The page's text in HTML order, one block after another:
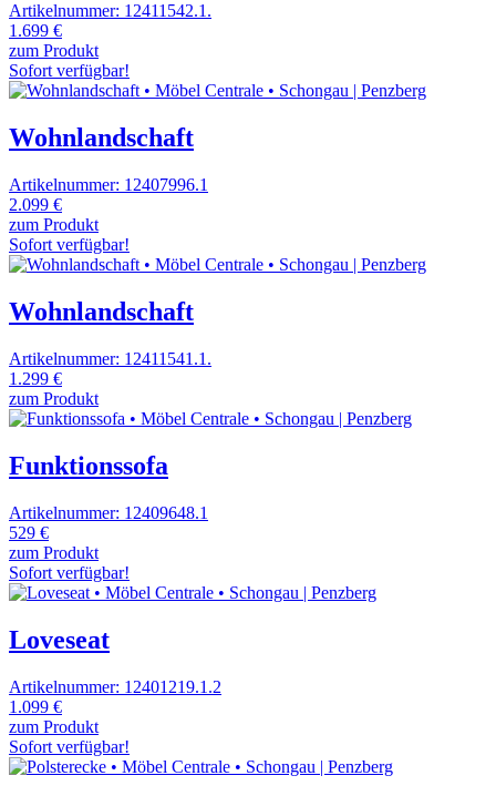
Artikelnummer: 12411542.1.
1.699 €
zum Produkt
Sofort verfügbar!
Wohnlandschaft
Artikelnummer: 12407996.1
2.099 €
zum Produkt
Sofort verfügbar!
Wohnlandschaft
Artikelnummer: 12411541.1.
1.299 €
zum Produkt
Funktionssofa
Artikelnummer: 12409648.1
529 €
zum Produkt
Sofort verfügbar!
Loveseat
Artikelnummer: 12401219.1.2
1.099 €
zum Produkt
Sofort verfügbar!